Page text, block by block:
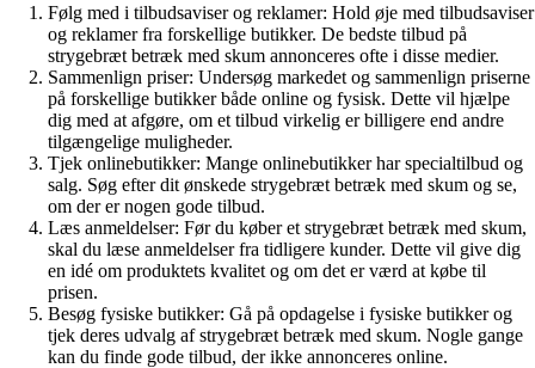
Følg med i tilbudsaviser og reklamer: Hold øje med tilbudsaviser
og reklamer fra forskellige butikker. De bedste tilbud på
strygebræt betræk med skum annonceres ofte i disse medier.
Sammenlign priser: Undersøg markedet og sammenlign priserne
på forskellige butikker både online og fysisk. Dette vil hjælpe
dig med at afgøre, om et tilbud virkelig er billigere end andre
tilgængelige muligheder.
Tjek onlinebutikker: Mange onlinebutikker har specialtilbud og
salg. Søg efter dit ønskede strygebræt betræk med skum og se,
om der er nogen gode tilbud.
Læs anmeldelser: Før du køber et strygebræt betræk med skum,
skal du læse anmeldelser fra tidligere kunder. Dette vil give dig
en idé om produktets kvalitet og om det er værd at købe til
prisen.
Besøg fysiske butikker: Gå på opdagelse i fysiske butikker og
tjek deres udvalg af strygebræt betræk med skum. Nogle gange
kan du finde gode tilbud, der ikke annonceres online.